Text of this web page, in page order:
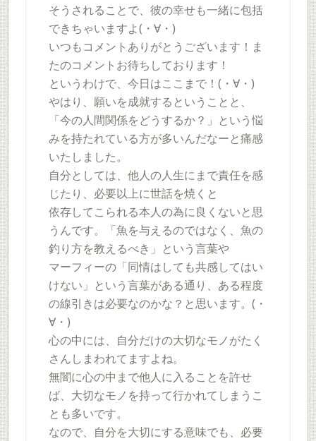
そうされることで、彼の幸せも一緒に包括
できちゃいますよ(・∀・)
いつもコメントありがとうございます！ま
たのコメントお待ちしております！
というわけで、今日はここまで！(・∀・)
やはり、願いを成就するということと、
「今の人間関係をどうするか？」という悩
みを持たれている方が多いんだなーと痛感
いたしました。
自分としては、他人の人生にまで責任を感
じたり、必要以上に世話を焼くと
依存してこられる本人の為に良くないと思
うんです。「魚を与えるのではなく、魚の
釣り方を教えるべき」という言葉や
マーフィーの「同情はしても共感してはい
けない」という言葉がある通り、ある程度
の線引きは必要なのかな？と思います。(・
∀・)
心の中には、自分だけの大切なモノがたく
さんしまわれてますよね。
無闇に心の中まで他人に入ることを許せ
ば、大切なモノを持って行かれてしまうこ
とも多いです。
なので、自分を大切にする意味でも、必要